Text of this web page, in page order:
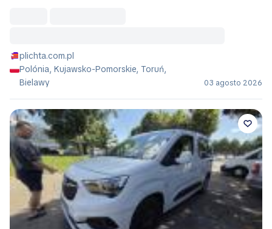
plichta.com.pl
Polónia, Kujawsko-Pomorskie, Toruń,
Bielawy
03 agosto 2026